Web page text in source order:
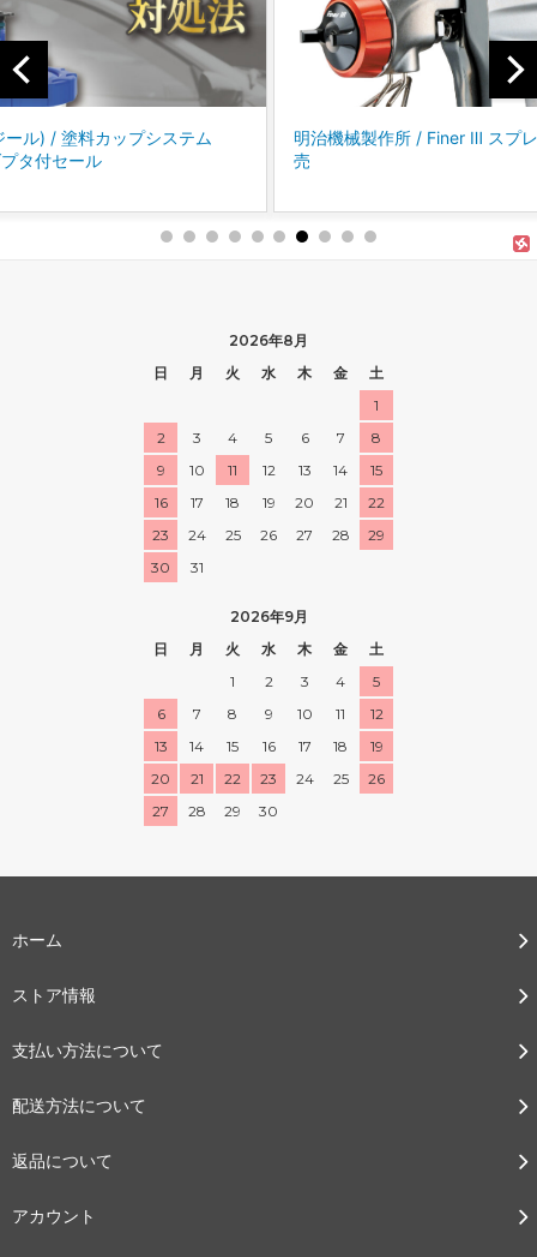
明治機械製作所 / Finer Ⅲ スプレーガン 新発
売
コバ
2026年8月
日
月 火 水 木 金
土
1
2
3 4 5 6 7
8
9
10 11 12 13 14
15
16
17 18 19 20 21
22
23
24 25 26 27 28
29
30
31
2026年9月
日
月 火 水 木 金
土
1
2 3 4
5
6
7 8 9 10 11
12
13
14 15 16 17 18
19
20
21 22 23 24 25
26
27
28 29 30
ホーム
ストア情報
支払い方法について
配送方法について
返品について
アカウント